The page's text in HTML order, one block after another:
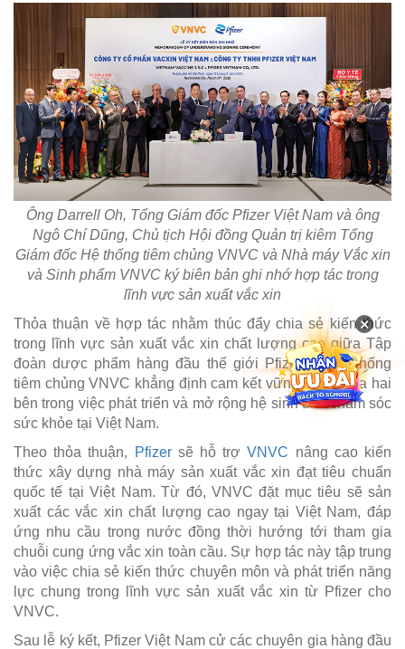
Ông Darrell Oh, Tổng Giám đốc Pfizer Việt Nam và ông
Ngô Chí Dũng, Chủ tịch Hội đồng Quản trị kiêm Tổng
Giám đốc Hệ thống tiêm chủng VNVC và Nhà máy Vắc xin
và Sinh phẩm VNVC ký biên bản ghi nhớ hợp tác trong
lĩnh vực sản xuất vắc xin
Thỏa thuận về hợp tác nhằm thúc đẩy chia sẻ kiến thức
trong lĩnh vực sản xuất vắc xin chất lượng cao giữa Tập
đoàn dược phẩm hàng đầu thế giới Pfizer và Hệ thống
tiêm chủng VNVC khẳng định cam kết vững mạnh của hai
bên trong việc phát triển và mở rộng hệ sinh thái chăm sóc
sức khỏe tại Việt Nam.
Theo thỏa thuận,
Pfizersẽ hỗ trợVNVC nâng cao kiến
thức xây dựng nhà máy sản xuất vắc xin đạt tiêu chuẩn
quốc tế tại Việt Nam. Từ đó, VNVC đặt mục tiêu sẽ sản
xuất các vắc xin chất lượng cao ngay tại Việt Nam, đáp
ứng nhu cầu trong nước đồng thời hướng tới tham gia
chuỗi cung ứng vắc xin toàn cầu. Sự hợp tác này tập trung
vào việc chia sẻ kiến thức chuyên môn và phát triển năng
lực chung trong lĩnh vực sản xuất vắc xin từ Pfizer cho
VNVC.
Sau lễ ký kết, Pfizer Việt Nam cử các chuyên gia hàng đầu
×